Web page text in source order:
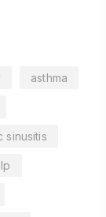
asthma
sinusitis